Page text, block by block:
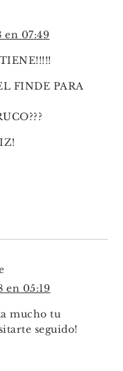
en 07:49
FINDE PARA
en 05:19
mucho tu
seguido!